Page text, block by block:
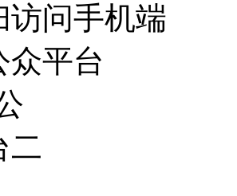
访问手机端
众平台